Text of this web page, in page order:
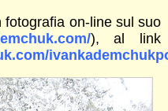
on-line sul suo
), al link